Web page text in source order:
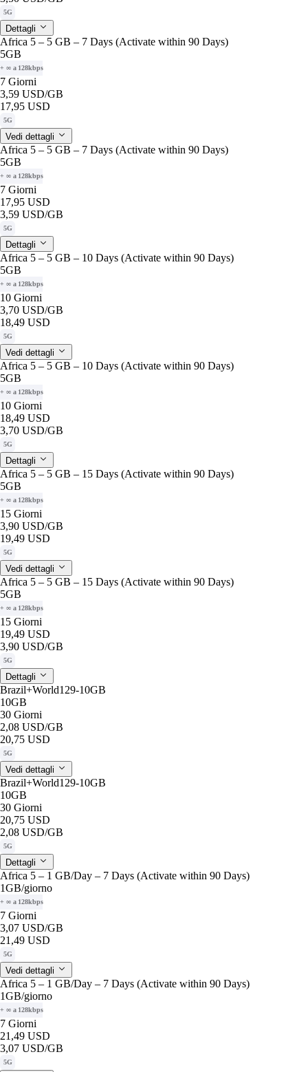
5G
Dettagli
Africa 5 – 5 GB – 7 Days (Activate within 90 Days)
5GB
+ ∞ a 128kbps
7 Giorni
3,59 USD/GB
17,95 USD
5G
Vedi dettagli
Africa 5 – 5 GB – 7 Days (Activate within 90 Days)
5GB
+ ∞ a 128kbps
7 Giorni
17,95 USD
3,59 USD/GB
5G
Dettagli
Africa 5 – 5 GB – 10 Days (Activate within 90 Days)
5GB
+ ∞ a 128kbps
10 Giorni
3,70 USD/GB
18,49 USD
5G
Vedi dettagli
Africa 5 – 5 GB – 10 Days (Activate within 90 Days)
5GB
+ ∞ a 128kbps
10 Giorni
18,49 USD
3,70 USD/GB
5G
Dettagli
Africa 5 – 5 GB – 15 Days (Activate within 90 Days)
5GB
+ ∞ a 128kbps
15 Giorni
3,90 USD/GB
19,49 USD
5G
Vedi dettagli
Africa 5 – 5 GB – 15 Days (Activate within 90 Days)
5GB
+ ∞ a 128kbps
15 Giorni
19,49 USD
3,90 USD/GB
5G
Dettagli
Brazil+World129-10GB
10GB
30 Giorni
2,08 USD/GB
20,75 USD
5G
Vedi dettagli
Brazil+World129-10GB
10GB
30 Giorni
20,75 USD
2,08 USD/GB
5G
Dettagli
Africa 5 – 1 GB/Day – 7 Days (Activate within 90 Days)
1GB/giorno
+ ∞ a 128kbps
7 Giorni
3,07 USD/GB
21,49 USD
5G
Vedi dettagli
Africa 5 – 1 GB/Day – 7 Days (Activate within 90 Days)
1GB/giorno
+ ∞ a 128kbps
7 Giorni
21,49 USD
3,07 USD/GB
5G